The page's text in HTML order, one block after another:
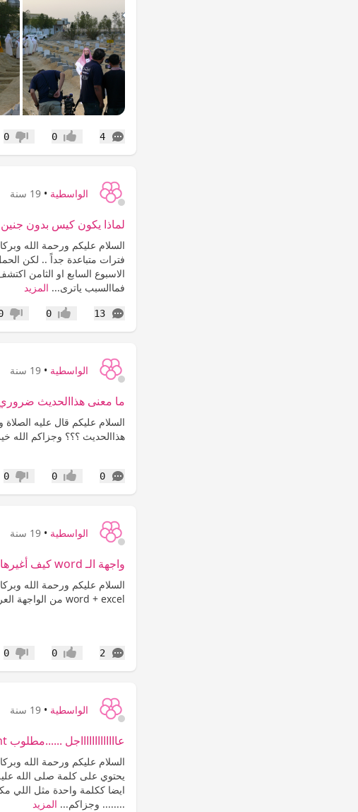
4
التعليقات إعجاب0 عدم 0
الواسطية • 19 سنة
لماذا يكون كيس بدون
السلام عليكم ورحمة الله
فترات متباعدة جداً .. لكن
الاسبوع السابع او الثامن
فماالسبب ياترى... المزيد
13
التعليقات إعجاب0 عدم
الواسطية • 19 سنة
ما معنى هذاالحديث
السلام عليكم قال عليه
هذاالحديث ؟؟؟ وجزاكم الله
0
التعليقات إعجاب0 عدم 0
الواسطية • 19 سنة
واجهة الـ word كيف أغيرها ؟؟؟ ساعدوووووووني ...
word + excel من الواجهة العربية اإلى الواجهة الانجليزية ... وجزاكم الله خير
2
التعليقات إعجاب0 عدم 0
الواسطية • 19 سنة
عاااااااااااااجل ......مطلوب font معين ....
يحتوي على كلمة صلى الله
ايضا ككلمة واحدة مثل اللي
........ وجزاكم... المزيد